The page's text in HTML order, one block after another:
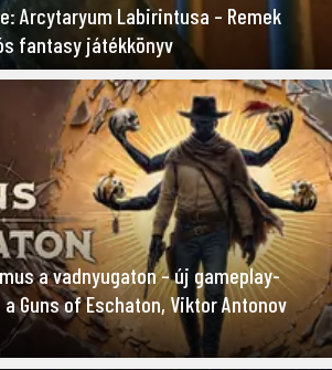
Arcytaryum Labirintusa – Remek
fantasy játékkönyv
a vadnyugaton – új gameplay-
Guns of Eschaton, Viktor Antonov